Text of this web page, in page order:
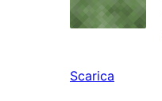
Scarica